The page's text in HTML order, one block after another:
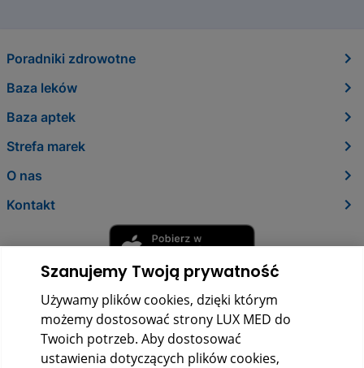
Poradniki zdrowotne
Baza leków
Baza aptek
Strefa marek
O nas
Kontakt
Szanujemy Twoją prywatność
Używamy plików cookies, dzięki którym
możemy dostosować strony LUX MED do
Twoich potrzeb. Aby dostosować
ustawienia dotyczących plików cookies,